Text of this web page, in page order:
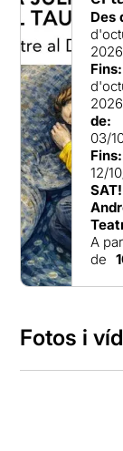
Des
2026
Fins:
2026
de:
03/
Fins:
12/
A
de
Fotos i